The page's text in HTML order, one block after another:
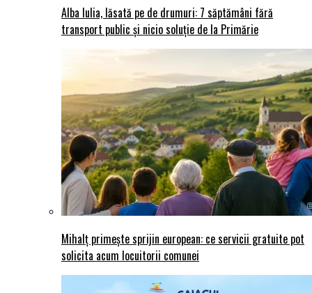
Alba Iulia, lăsată pe de drumuri: 7 săptămâni fără
transport public și nicio soluție de la Primărie
Mihalț primește sprijin european: ce servicii gratuite pot
solicita acum locuitorii comunei